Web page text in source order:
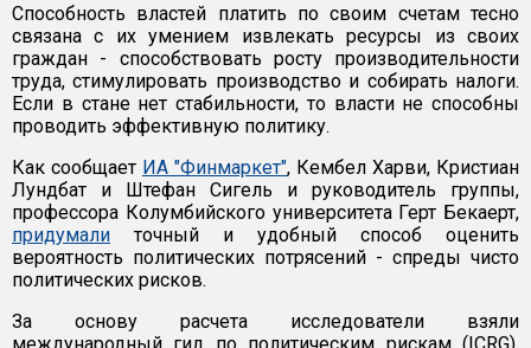
Способность властей платить по своим счетам тесно
связана с их умением извлекать ресурсы из своих
граждан - способствовать росту производительности
труда, стимулировать производство и собирать налоги.
Если в стане нет стабильности, то власти не способны
проводить эффективную политику.
Как сообщает ИА "Финмаркет", Кембел Харви, Кристиан
Лундбат и Штефан Сигель и руководитель группы,
профессора Колумбийского университета Герт Бекаерт,
придумали точный и удобный способ оценить
вероятность политических потрясений - спреды чисто
политических рисков.
За основу расчета исследователи взяли
международный гид по политическим рискам (ICRG),